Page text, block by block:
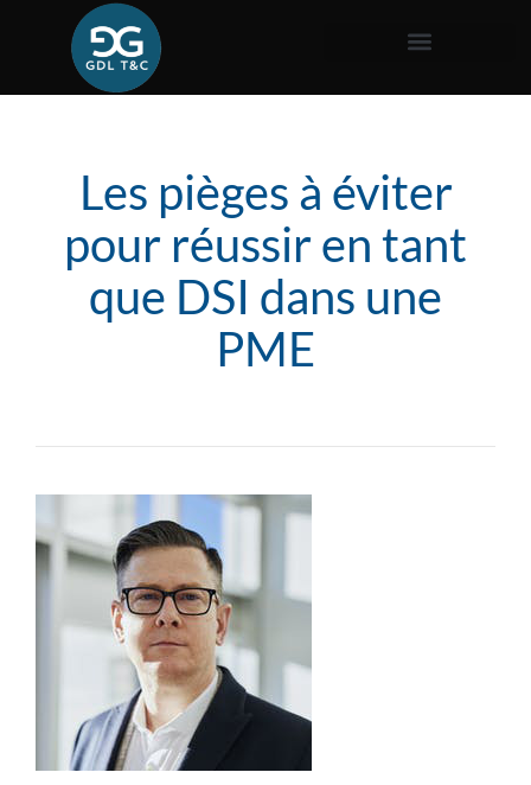
Les pièges à éviter
pour réussir en tant
que DSI dans une
PME